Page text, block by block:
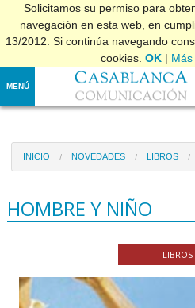
Solicitamos su permiso para
navegación en esta web, en
13/2012. Si continúa navegando
cookies. OK |
MENÚ
INICIO NOVEDADES LIBROS
HOMBRE Y NIÑO
LIBROS